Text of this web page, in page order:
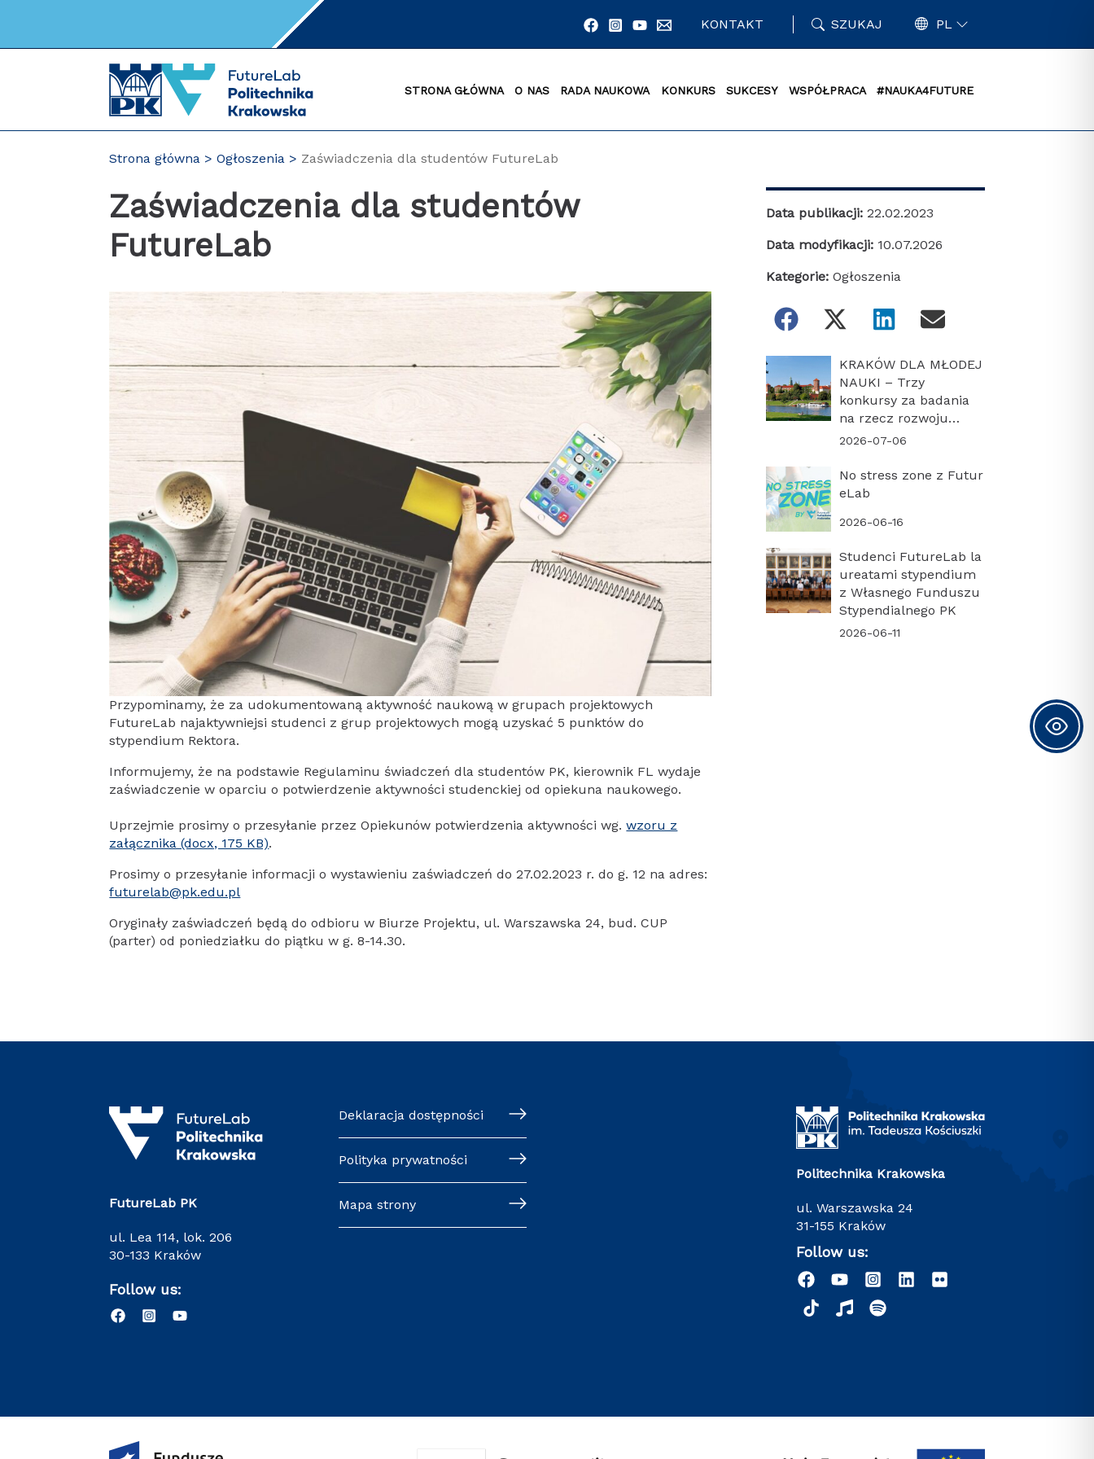
KONTAKT SZUKAJ PL
STRONA GŁÓWNA O NAS RADA NAUKOWA KONKURS SUKCESY WSPÓŁPRACA #NAUKA4FUTURE
Strona główna Ogłoszenia Zaświadczenia dla studentów FutureLab
Zaświadczenia dla studentów
FutureLab
Przypominamy, że za udokumentowaną aktywność naukową w grupach projektowych
FutureLab najaktywniejsi studenci z grup projektowych mogą uzyskać 5 punktów do
stypendium Rektora.
Informujemy, że na podstawie Regulaminu świadczeń dla studentów PK, kierownik FL wydaje
zaświadczenie w oparciu o potwierdzenie aktywności studenckiej od opiekuna naukowego.
Uprzejmie prosimy o przesyłanie przez Opiekunów potwierdzenia aktywności wg.wzoru z
załącznika (docx, 175 KB).
Prosimy o przesyłanie informacji o wystawieniu zaświadczeń do 27.02.2023 r. do g. 12 na adres:
futurelab@pk.edu.pl
Oryginały zaświadczeń będą do odbioru w Biurze Projektu, ul. Warszawska 24, bud. CUP
(parter) od poniedziałku do piątku w g. 8-14.30.
Data publikacji: 22.02.2023
Data modyfikacji: 10.07.2026
Kategorie: Ogłoszenia
KRAKÓW DLA MŁODEJ
NAUKI – Trzy
konkursy za badania
na rzecz rozwoju
miasta
2026-07-06
No stress zone z Futur
eLab
2026-06-16
Studenci FutureLab la
ureatami stypendium
z Własnego Funduszu
Stypendialnego PK
2026-06-11
FutureLab PK
ul. Lea 114, lok. 206
30-133 Kraków
Follow us:
Deklaracja dostępności
Polityka prywatności
Mapa strony
Politechnika Krakowska
ul. Warszawska 24
31-155 Kraków
Follow us: